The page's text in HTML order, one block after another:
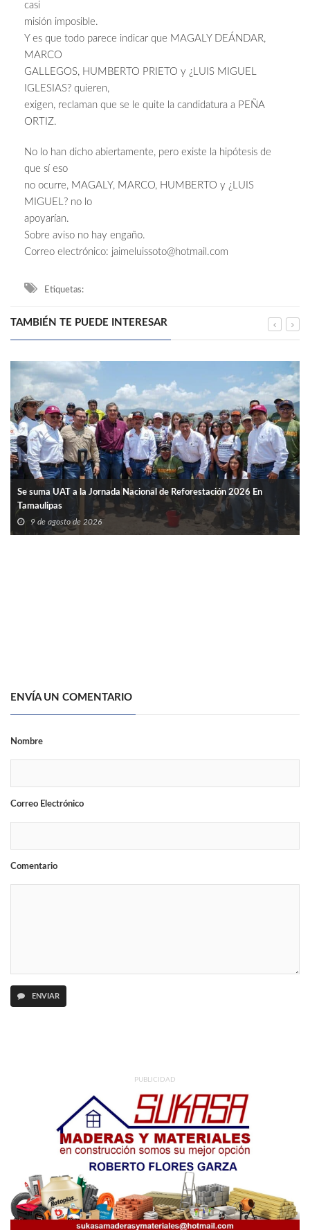
casi
misión imposible.
Y es que todo parece indicar que MAGALY DEÁNDAR,
MARCO
GALLEGOS, HUMBERTO PRIETO y ¿LUIS MIGUEL
IGLESIAS? quieren,
exigen, reclaman que se le quite la candidatura a PEÑA
ORTIZ.
No lo han dicho abiertamente, pero existe la hipótesis de
que sí eso
no ocurre, MAGALY, MARCO, HUMBERTO y ¿LUIS
MIGUEL? no lo
apoyarían.
Sobre aviso no hay engaño.
Correo electrónico: jaimeluissoto@hotmail.com
Etiquetas:
TAMBIÉN TE PUEDE INTERESAR
Se suma UAT a la Jornada Nacional de Reforestación 2026 En
Tamaulipas
9 de agosto de 2026
ENVÍA UN COMENTARIO
Nombre
Correo Electrónico
Comentario
ENVIAR
PUBLICIDAD